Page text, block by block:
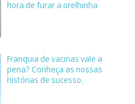
hora de furar a orelhinha
Franquia de vacinas vale a
pena? Conheça as nossas
histórias de sucesso.